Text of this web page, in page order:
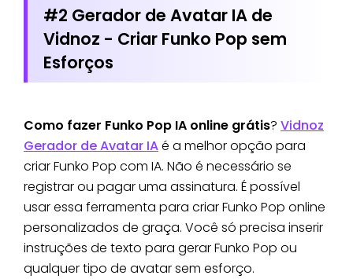
#2 Gerador de Avatar IA de
Vidnoz - Criar Funko Pop sem
Esforços
Como fazer Funko Pop IA online grátis? Vidnoz
Gerador de Avatar IAé a melhor opção para
criar Funko Pop com IA. Não é necessário se
registrar ou pagar uma assinatura. É possível
usar essa ferramenta para criar Funko Pop online
personalizados de graça. Você só precisa inserir
instruções de texto para gerar Funko Pop ou
qualquer tipo de avatar sem esforço.